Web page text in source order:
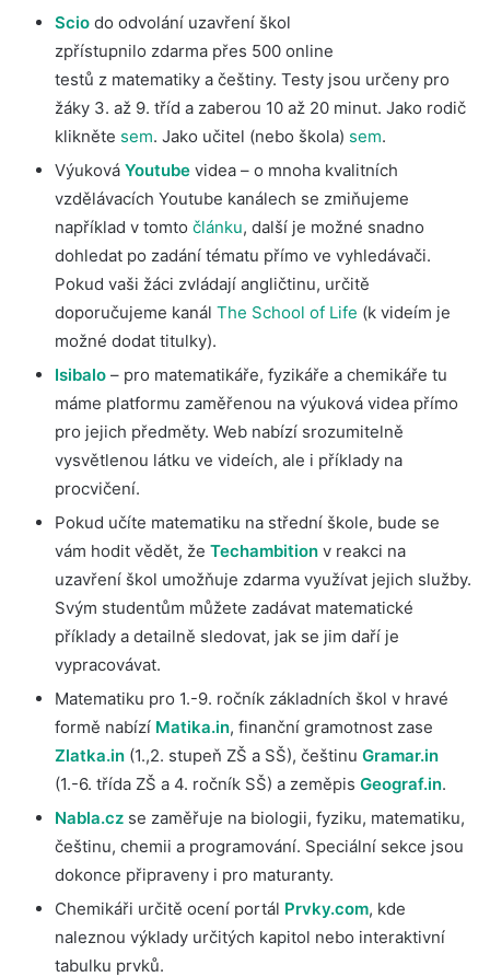
Scio do odvolání uzavření škol
zpřístupnilo zdarma přes 500 online
testů z matematiky a češtiny. Testy jsou určeny pro
žáky 3. až 9. tříd a zaberou 10 až 20 minut. Jako rodič
klikněte sem. Jako učitel (nebo škola) sem.
Výuková Youtube videa – o mnoha kvalitních
vzdělávacích Youtube kanálech se zmiňujeme
například v tomto článku, další je možné snadno
dohledat po zadání tématu přímo ve vyhledávači.
Pokud vaši žáci zvládají angličtinu, určitě
doporučujeme kanál The School of Life (k videím je
možné dodat titulky).
Isibalo – pro matematikáře, fyzikáře a chemikáře tu
máme platformu zaměřenou na výuková videa přímo
pro jejich předměty. Web nabízí srozumitelně
vysvětlenou látku ve videích, ale i příklady na
procvičení.
Pokud učíte matematiku na střední škole, bude se
vám hodit vědět, že Techambition v reakci na
uzavření škol umožňuje zdarma využívat jejich služby.
Svým studentům můžete zadávat matematické
příklady a detailně sledovat, jak se jim daří je
vypracovávat.
Matematiku pro 1.-9. ročník základních škol v hravé
formě nabízí Matika.in, finanční gramotnost zase
Zlatka.in (1.,2. stupeň ZŠ a SŠ), češtinu Gramar.in
(1.-6. třída ZŠ a 4. ročník SŠ) a zeměpis Geograf.in.
Nabla.cz se zaměřuje na biologii, fyziku, matematiku,
češtinu, chemii a programování. Speciální sekce jsou
dokonce připraveny i pro maturanty.
Chemikáři určitě ocení portál Prvky.com, kde
naleznou výklady určitých kapitol nebo interaktivní
tabulku prvků.